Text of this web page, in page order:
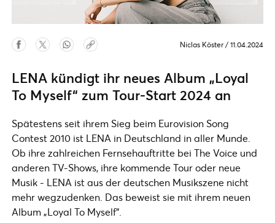
Niclas Köster / 11.04.2024
LENA kündigt ihr neues Album „Loyal
To Myself“ zum Tour-Start 2024 an
Spätestens seit ihrem Sieg beim Eurovision Song
Contest 2010 ist LENA in Deutschland in aller Munde.
Ob ihre zahlreichen Fernsehauftritte bei The Voice und
anderen TV-Shows, ihre kommende Tour oder neue
Musik - LENA ist aus der deutschen Musikszene nicht
mehr wegzudenken. Das beweist sie mit ihrem neuen
Album „Loyal To Myself“.